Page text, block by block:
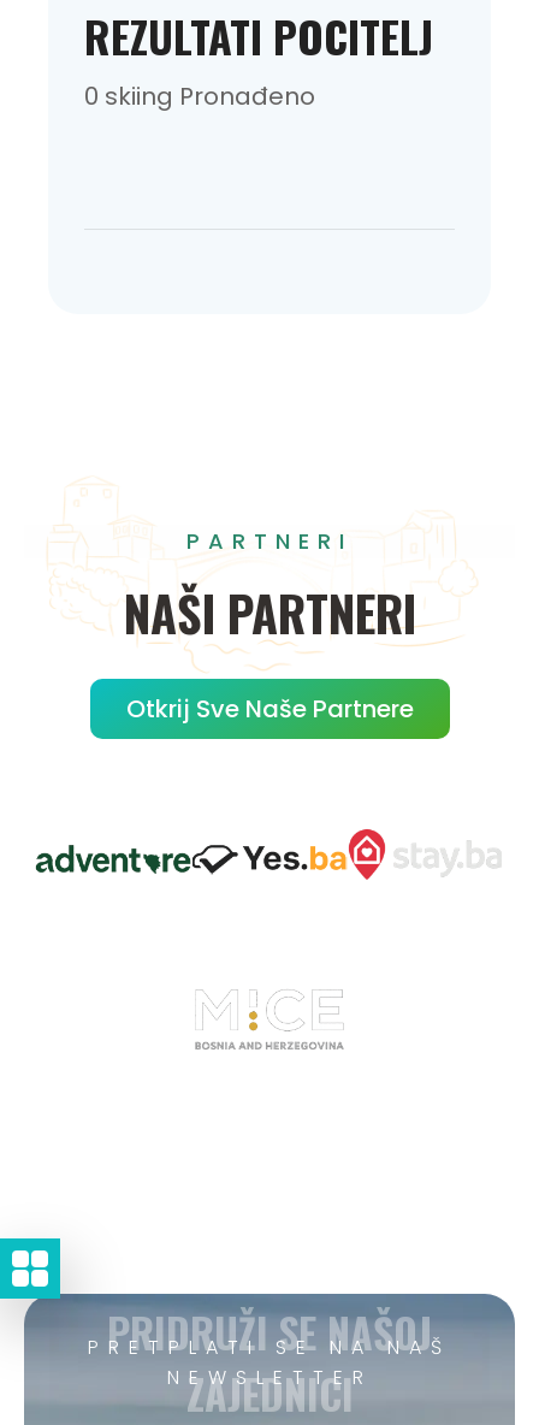
REZULTATI POCITELJ
0 skiing Pronađeno
PARTNERI
NAŠI PARTNERI
Otkrij Sve Naše Partnere
PRETPLATI SE NA NAŠ
NEWSLETTER
PRIDRUŽI SE NAŠOJ
ZAJEDNICI